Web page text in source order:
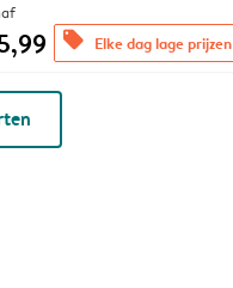
offers Elke dag lage prijzen